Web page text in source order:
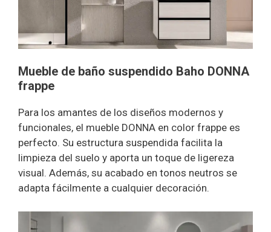
Mueble de baño suspendido Baho DONNA
frappe
Para los amantes de los diseños modernos y
funcionales, el mueble DONNA en color frappe es
perfecto. Su estructura suspendida facilita la
limpieza del suelo y aporta un toque de ligereza
visual. Además, su acabado en tonos neutros se
adapta fácilmente a cualquier decoración.